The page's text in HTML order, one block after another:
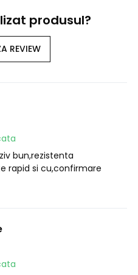
produsul?
REVIEW
bun,rezistenta
rapid si cu,confirmare